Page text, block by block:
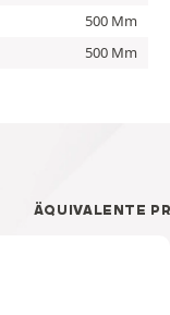
500 Mm
500 Mm
ÄQUIVALENTE